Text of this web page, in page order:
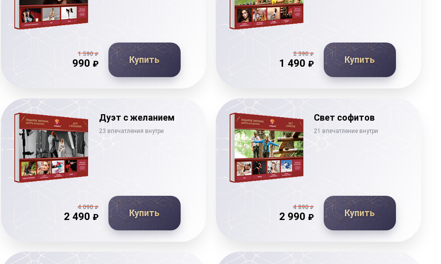
1 590₽
990 ₽ Купить
2 390₽
1 490 ₽ Купить
Дуэт с желанием
23 впечатления внутри
4 090₽
2 490 ₽ Купить
Свет софитов
21 впечатление внутри
4 890₽
2 990 ₽ Купить